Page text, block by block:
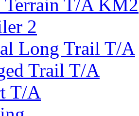
Terrain T/A KM2
2
Long Trail T/A
Trail T/A
T/A